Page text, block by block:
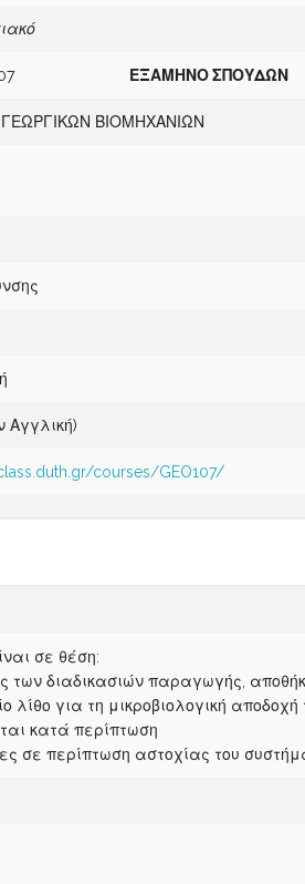
ΕΞΑΜΗΝΟ ΣΠΟΥΔΩΝ
ΓΕΩΡΓΙΚΩΝ ΒΙΟΜΗΧΑΝΙΩΝ
Αγγλική)
courses/GEO107/
σε θέση:
των διαδικασιών παραγωγής,
λίθο για τη μικροβιολογική
κατά περίπτωση
σε περίπτωση αστοχίας του